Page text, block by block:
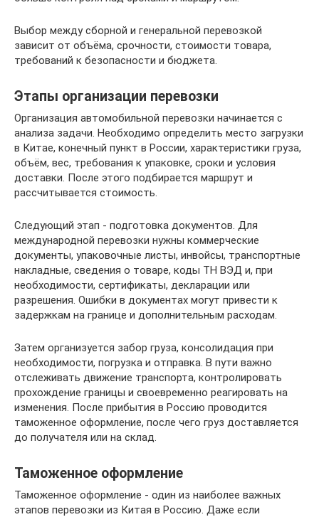
Выбор между сборной и генеральной перевозкой
зависит от объёма, срочности, стоимости товара,
требований к безопасности и бюджета.
Этапы организации перевозки
Организация автомобильной перевозки начинается с
анализа задачи. Необходимо определить место загрузки
в Китае, конечный пункт в России, характеристики груза,
объём, вес, требования к упаковке, сроки и условия
доставки. После этого подбирается маршрут и
рассчитывается стоимость.
Следующий этап - подготовка документов. Для
международной перевозки нужны коммерческие
документы, упаковочные листы, инвойсы, транспортные
накладные, сведения о товаре, коды ТН ВЭД и, при
необходимости, сертификаты, декларации или
разрешения. Ошибки в документах могут привести к
задержкам на границе и дополнительным расходам.
Затем организуется забор груза, консолидация при
необходимости, погрузка и отправка. В пути важно
отслеживать движение транспорта, контролировать
прохождение границы и своевременно реагировать на
изменения. После прибытия в Россию проводится
таможенное оформление, после чего груз доставляется
до получателя или на склад.
Таможенное оформление
Таможенное оформление - один из наиболее важных
этапов перевозки из Китая в Россию. Даже если